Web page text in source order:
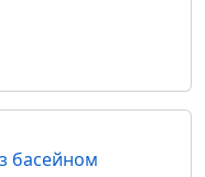
басейном